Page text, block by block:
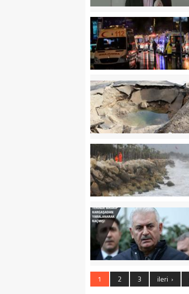
1 2 3 ileri ›